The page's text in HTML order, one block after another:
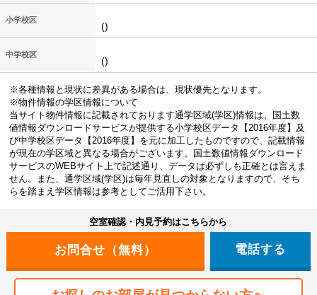
小学校区
()
中学校区
()
※各種情報と現状に差異がある場合は、現状優先となります。
※物件情報の学区情報について
当サイト物件情報に記載されております通学区域(学区)情報は、国土数
値情報ダウンロードサービスが提供する小学校区データ【2016年度】及
び中学校区データ【2016年度】を元に加工したものですので、記載情報
が現在の学区域と異なる場合がございます。国土数値情報ダウンロード
サービスのWEBサイト上で記述通り、データは必ずしも正確とは言えま
せん。また、通学区域(学区)は毎年見直しの対象となりますので、そち
らを踏まえ学区情報は参考としてご活用下さい。
空室確認・内見予約はこちらから
電話する